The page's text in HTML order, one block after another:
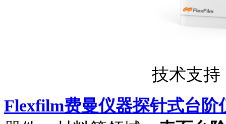
技术支持
Flexfilm费曼仪器探针式台阶